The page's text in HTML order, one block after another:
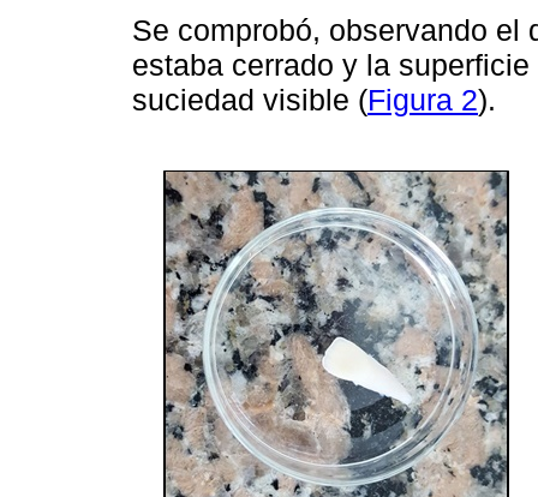
Se comprobó, observando el
estaba cerrado y la
suciedad visible (Figura 2).